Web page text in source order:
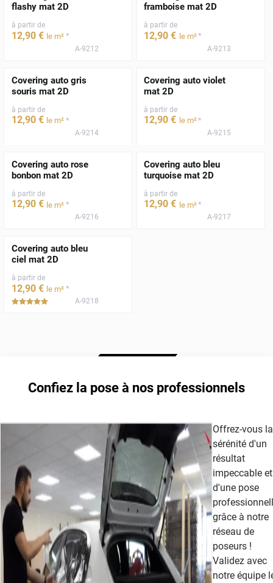
flashy mat 2D
à partir de
12,90 € le m² *
A-9212
framboise mat 2D
à partir de
12,90 € le m²*
A-9213
Covering auto gris
souris mat 2D
à partir de
12,90 € le m² *
A-9214
Covering auto violet
mat 2D
à partir de
12,90 € le m²*
A-9215
Covering auto rose
bonbon mat 2D
à partir de
12,90 € le m² *
A-9216
Covering auto bleu
turquoise mat 2D
à partir de
12,90 € le m²*
A-9217
Covering auto bleu
ciel mat 2D
à partir de
12,90 € le m² *
***** A-9218
Confiez la pose à nos professionnels
Offrez-vous la
sérénité d'un
résultat
impeccable et
d'une pose
grâce à notre
réseau de
poseurs !
Validez avec
notre équipe